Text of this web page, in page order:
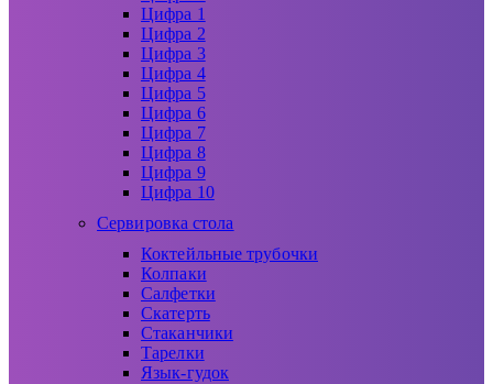
Цифра 1
Цифра 2
Цифра 3
Цифра 4
Цифра 5
Цифра 6
Цифра 7
Цифра 8
Цифра 9
Цифра 10
Сервировка стола
Коктейльные трубочки
Колпаки
Салфетки
Скатерть
Стаканчики
Тарелки
Язык-гудок